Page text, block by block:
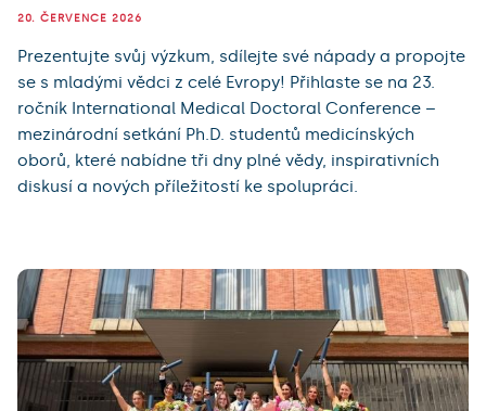
20. ČERVENCE 2026
Prezentujte svůj výzkum, sdílejte své nápady a propojte
se s mladými vědci z celé Evropy! Přihlaste se na 23.
ročník International Medical Doctoral Conference –
mezinárodní setkání Ph.D. studentů medicínských
oborů, které nabídne tři dny plné vědy, inspirativních
diskusí a nových příležitostí ke spolupráci.